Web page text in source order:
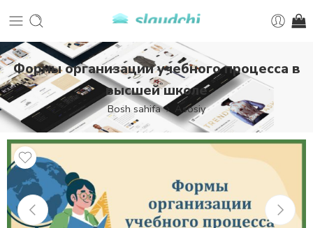
Формы организации учебного процесса в
высшей школе
Bosh sahifa Asosiy